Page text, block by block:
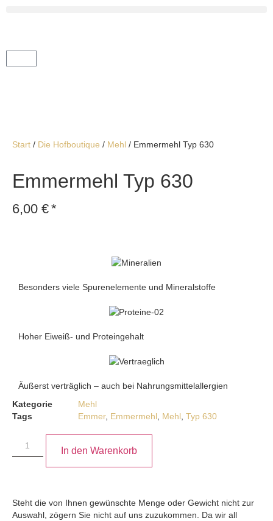
Start / Die Hofboutique / Mehl / Emmermehl Typ 630
Emmermehl Typ 630
6,00 €*
Besonders viele Spurenelemente und Mineralstoffe
Hoher Eiweiß- und Proteingehalt
Äußerst verträglich – auch bei Nahrungsmittelallergien
Kategorie
Mehl
Tags
Emmer, Emmermehl, Mehl, Typ 630
In den Warenkorb
Steht die von Ihnen gewünschte Menge oder Gewicht nicht zur
Auswahl, zögern Sie nicht auf uns zuzukommen. Da wir all